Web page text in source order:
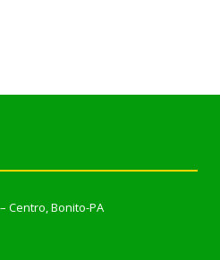
Centro, Bonito-PA